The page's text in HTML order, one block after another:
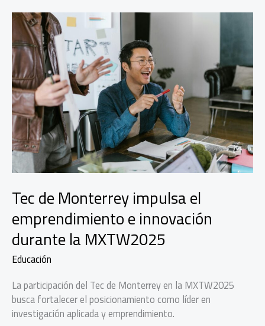
a
CDMX
en
el
epicentro
tecnológico
global
Tec de Monterrey impulsa el
emprendimiento e innovación
durante la MXTW2025
Educación
La participación del Tec de Monterrey en la MXTW2025
busca fortalecer el posicionamiento como líder en
investigación aplicada y emprendimiento.